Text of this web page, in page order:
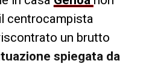
centrocampista
un brutto
spiegata da